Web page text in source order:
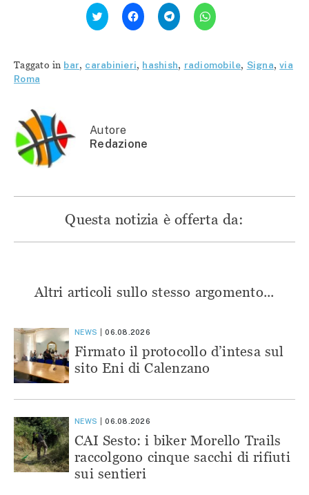
Fai
clic
qui
Twitter
(Si
Fai
clic
per
condividere
(Si
apre
Fai
clic
per
condividere
(Si
apre
Fai
clic
per
(Si
apre
Taggato in bar, carabinieri, hashish, radiomobile, Signa,via
Roma
Autore
Redazione
Questa notizia è offerta da:
Altri articoli sullo stesso argomento...
NEWS 06.08.2026
Firmato il protocollo d’intesa sul
sito Eni di Calenzano
NEWS 06.08.2026
CAI Sesto: i biker Morello Trails
raccolgono cinque sacchi di rifiuti
sui sentieri